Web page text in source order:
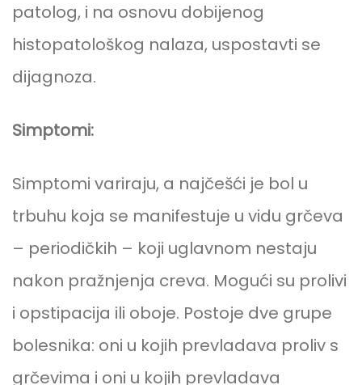
patolog, i na osnovu dobijenog
histopatološkog nalaza, uspostavti se
dijagnoza.
Simptomi:
Simptomi variraju, a najčešći je bol u
trbuhu koja se manifestuje u vidu grčeva
– periodičkih – koji uglavnom nestaju
nakon pražnjenja creva. Mogući su prolivi
i opstipacija ili oboje. Postoje dve grupe
bolesnika: oni u kojih prevladava proliv s
grčevima i oni u kojih prevladava